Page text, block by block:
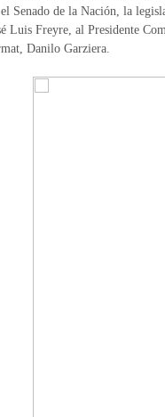
Senado de la Nación, la
Luis Freyre, al Presidente
Danilo Garziera.